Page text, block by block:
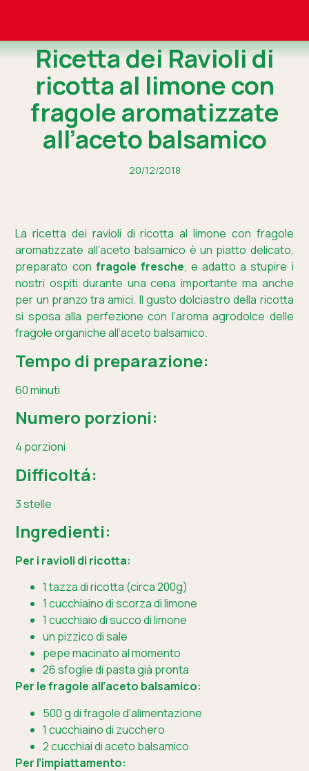
Ricetta dei Ravioli di
ricotta al limone con
fragole aromatizzate
all’aceto balsamico
20/12/2018
La ricetta dei ravioli di ricotta al limone con fragole
aromatizzate all’aceto balsamico è un piatto delicato,
preparato con fragole fresche, e adatto a stupire i
nostri ospiti durante una cena importante ma anche
per un pranzo tra amici. Il gusto dolciastro della ricotta
si sposa alla perfezione con l’aroma agrodolce delle
fragole organiche all’aceto balsamico.
Tempo di preparazione:
60 minuti
Numero porzioni:
4 porzioni
Difficoltá:
3 stelle
Ingredienti:
Per i ravioli di ricotta:
1 tazza di ricotta (circa 200g)
1 cucchiaino di scorza di limone
1 cucchiaio di succo di limone
un pizzico di sale
pepe macinato al momento
26 sfoglie di pasta già pronta
Per le fragole all’aceto balsamico:
500 g di fragole d’alimentazione
1 cucchiaino di zucchero
2 cucchiai di aceto balsamico
Per l’impiattamento: